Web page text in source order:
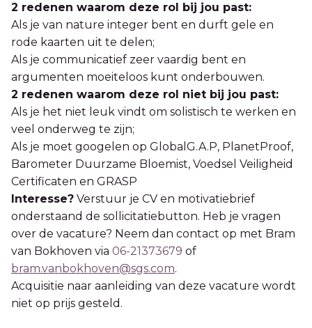
2 redenen waarom deze rol bij jou past:
Als je van nature integer bent en durft gele en
rode kaarten uit te delen;
Als je communicatief zeer vaardig bent en
argumenten moeiteloos kunt onderbouwen.
2 redenen waarom deze rol niet bij jou past:
Als je het niet leuk vindt om solistisch te werken en
veel onderweg te zijn;
Als je moet googelen op GlobalG.A.P, PlanetProof,
Barometer Duurzame Bloemist, Voedsel Veiligheid
Certificaten en GRASP
Interesse? Verstuur je CV en motivatiebrief
onderstaand de sollicitatiebutton. Heb je vragen
over de vacature? Neem dan contact op met Bram
van Bokhoven via 06-21373679 of
bram.vanbokhoven@sgs.com.
Acquisitie naar aanleiding van deze vacature wordt
niet op prijs gesteld.